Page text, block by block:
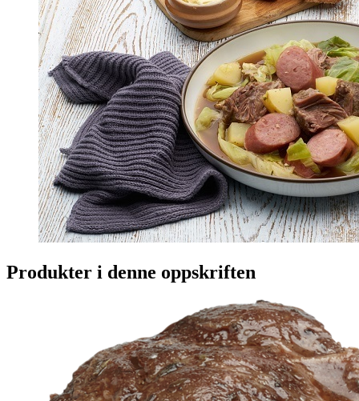
Produkter i denne oppskriften